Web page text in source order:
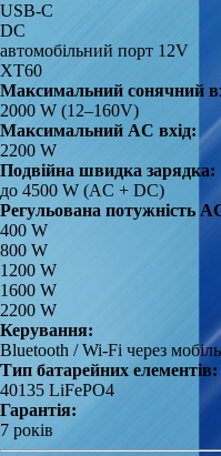
USB-C
DC
автомобільний порт 12V
XT60
Максимальний сонячний
2000 W (12–160V)
Максимальний AC вхід:
2200 W
Подвійна швидка зарядка:
до 4500 W (AC + DC)
Регульована потужність
400 W
800 W
1200 W
1600 W
2200 W
Керування:
Bluetooth / Wi-Fi через
Тип батарейних елементів:
40135 LiFePO4
Гарантія:
7 років